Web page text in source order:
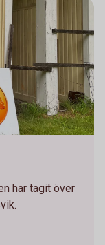
har tagit över